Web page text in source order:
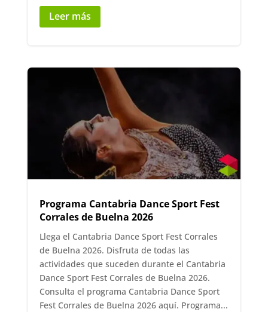
Leer más
Programa Cantabria Dance Sport Fest
Corrales de Buelna 2026
Llega el Cantabria Dance Sport Fest Corrales
de Buelna 2026. Disfruta de todas las
actividades que suceden durante el Cantabria
Dance Sport Fest Corrales de Buelna 2026.
Consulta el programa Cantabria Dance Sport
Fest Corrales de Buelna 2026 aquí. Programa...